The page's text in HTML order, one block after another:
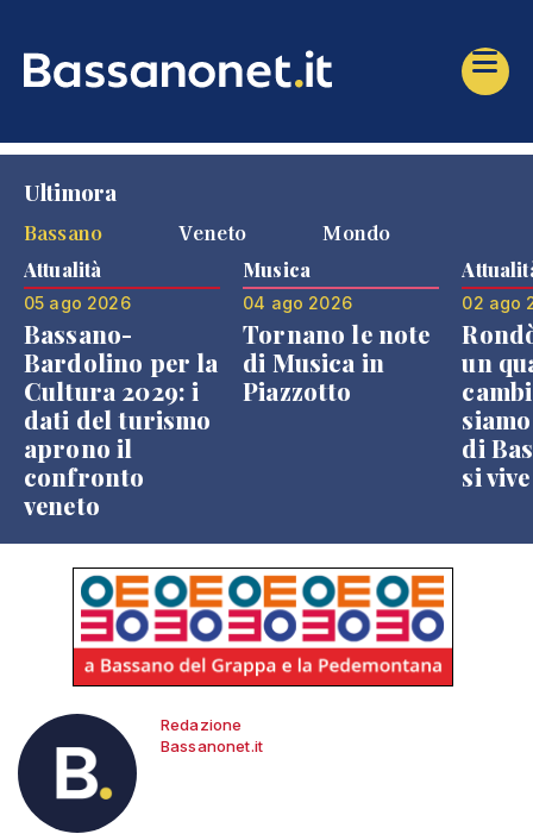
Ultimora
Bassano
Veneto Mondo
Attualità
05 ago 2026
Bassano-
Bardolino per la
Cultura 2029: i
dati del turismo
aprono il
confronto
veneto
Musica
04 ago 2026
Tornano le note
di Musica in
Piazzotto
02 ago
un
di
si
Redazione
Bassanonet.it